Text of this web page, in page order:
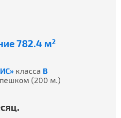
782.4 м2
класса B
(200 м.)